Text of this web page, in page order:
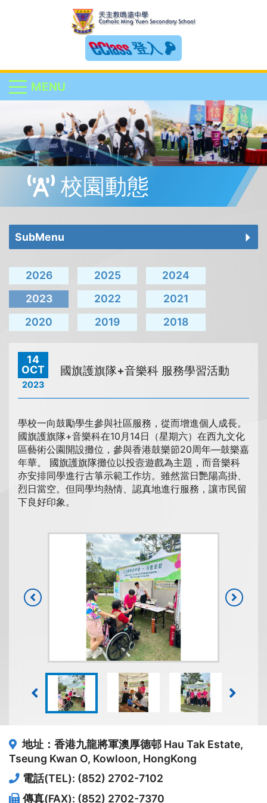
登入
MENU
校園動態
SubMenu
2026 2025
2024
2023
2022
2021
2020
2019 2018
14
OCT
2023
國旗護旗隊+音樂科 服務學習活動
學校一向鼓勵學生參與社區服務，從而增進個人成長。
國旗護旗隊+音樂科在10月14日（星期六）在西九文化
區藝術公園開設攤位，參與香港鼓樂節20周年—鼓樂嘉
年華。 國旗護旗隊攤位以投壼遊戲為主題，而音樂科
亦安排同學進行古箏示範工作坊。雖然當日艷陽高掛、
烈日當空。但同學均熱情、認真地進行服務，讓市民留
下良好印象。
地址：香港九龍將軍澳厚德邨 Hau Tak Estate,
Tseung Kwan O, Kowloon, HongKong
電話(TEL): (852) 2702-7102
傳真(FAX): (852) 2702-7370